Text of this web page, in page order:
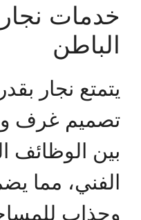
خدمات نجار
الباطن
يتمتع نجار
تصميم غرف
بين الوظائف
الفني، مما
وجذاب